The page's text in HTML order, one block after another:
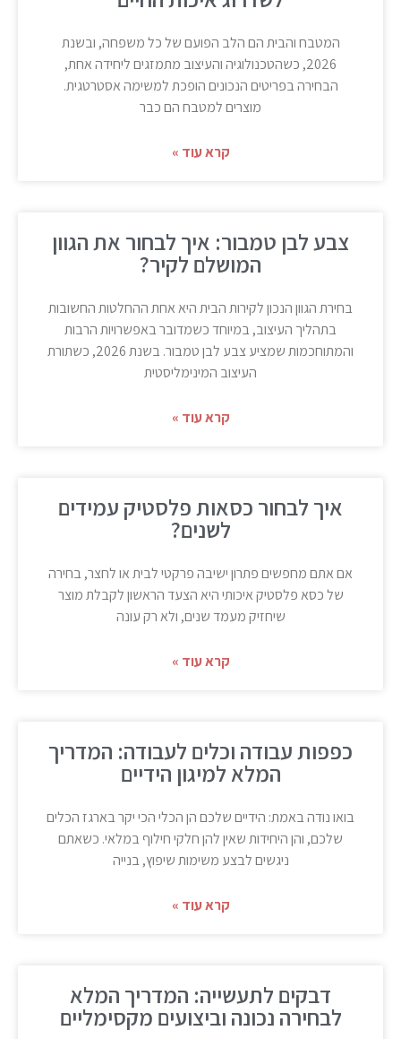
המטבח והבית הם הלב הפועם של כל משפחה, ובשנת
2026, כשהטכנולוגיה והעיצוב מתמזגים ליחידה אחת,
הבחירה בפריטים הנכונים הופכת למשימה אסטרטגית.
מוצרים למטבח הם כבר
קרא עוד »
צבע לבן טמבור: איך לבחור את הגוון
המושלם לקיר?
בחירת הגוון הנכון לקירות הבית היא אחת ההחלטות החשובות
בתהליך העיצוב, במיוחד כשמדובר באפשרויות הרבות
והמתוחכמות שמציע צבע לבן טמבור. בשנת 2026, כשתורת
העיצוב המינימליסטית
קרא עוד »
איך לבחור כסאות פלסטיק עמידים
לשנים?
אם אתם מחפשים פתרון ישיבה פרקטי לבית או לחצר, בחירה
של כסא פלסטיק איכותי היא הצעד הראשון לקבלת מוצר
שיחזיק מעמד שנים, ולא רק עונה
קרא עוד »
כפפות עבודה וכלים לעבודה: המדריך
המלא למיגון הידיים
בואו נודה באמת: הידיים שלכם הן הכלי הכי יקר בארגז הכלים
שלכם, והן היחידות שאין להן חלקי חילוף במלאי. כשאתם
ניגשים לבצע משימות שיפוץ, בנייה
קרא עוד »
דבקים לתעשייה: המדריך המלא
לבחירה נכונה וביצועים מקסימליים